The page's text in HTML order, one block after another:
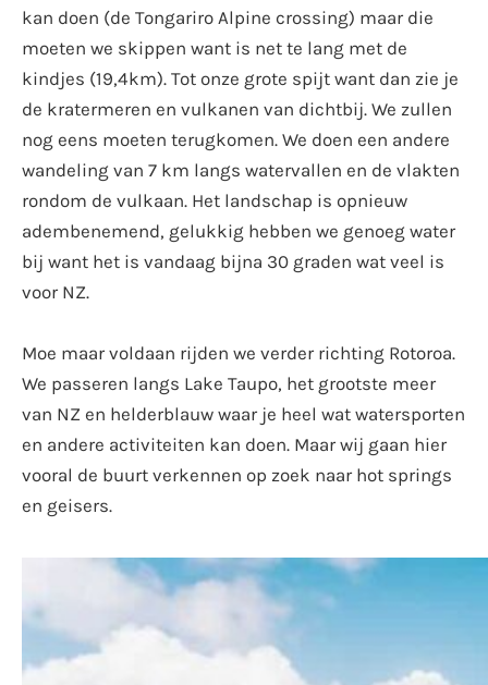
kan doen (de Tongariro Alpine crossing) maar die
moeten we skippen want is net te lang met de
kindjes (19,4km). Tot onze grote spijt want dan zie je
de kratermeren en vulkanen van dichtbij. We zullen
nog eens moeten terugkomen. We doen een andere
wandeling van 7 km langs watervallen en de vlakten
rondom de vulkaan. Het landschap is opnieuw
adembenemend, gelukkig hebben we genoeg water
bij want het is vandaag bijna 30 graden wat veel is
voor NZ.
Moe maar voldaan rijden we verder richting Rotoroa.
We passeren langs Lake Taupo, het grootste meer
van NZ en helderblauw waar je heel wat watersporten
en andere activiteiten kan doen. Maar wij gaan hier
vooral de buurt verkennen op zoek naar hot springs
en geisers.